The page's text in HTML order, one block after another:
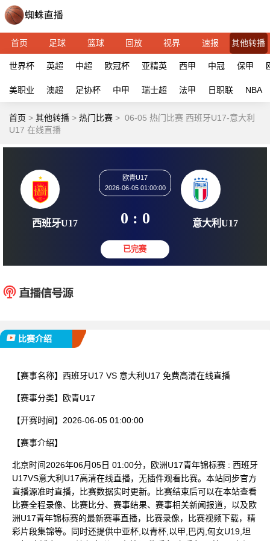
首页 足球 篮球 回放 视界 速报 其他转播
世界杯 英超 中超 欧冠杯 亚精英 西甲 中冠 保甲
美职业 澳超 足协杯 中甲 瑞士超 法甲 日职联 NBA
首页 > 其他转播 > 热门比赛 > 06-05 热门比赛 西班牙U17-意大利
U17 在线直播
欧青U17
2026-06-05 01:00:00
0 : 0
比赛介绍
【赛事名称】 西班牙U17 VS 意大利U17 免费高清在线直播
【赛事分类】 欧青U17
【开赛时间】 2026-06-05 01:00:00
【赛事介绍】
北京时间2026年06月05日 01:00分，欧洲U17青年锦标赛 : 西班牙
U17VS意大利U17高清在线直播，无插件观看比赛。本站同步官方
直播源准时直播，比赛数据实时更新。比赛结束后可以在本站查看
比赛全程录像、比赛比分、赛事结果、赛事相关新闻报道，以及欧
洲U17青年锦标赛的最新赛事直播，比赛录像，比赛视频下载，精
彩片段集锦等。同时还提供中亚杯,以青杯,以甲,巴丙,匈女U19,坦